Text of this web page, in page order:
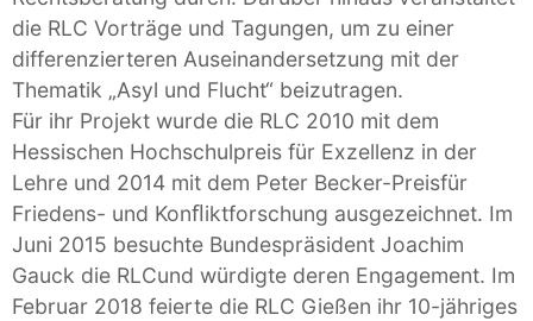
die RLC Vorträge und Tagungen, um zu einer
differenzierteren Auseinandersetzung mit der
Thematik „Asyl und Flucht“ beizutragen.
Für ihr Projekt wurde die RLC 2010 mit dem
Hessischen Hochschulpreis für Exzellenz in der
Lehre und 2014 mit dem Peter Becker-Preisfür
Friedens- und Konﬂiktforschung ausgezeichnet. Im
Juni 2015 besuchte Bundespräsident Joachim
Gauck die RLCund würdigte deren Engagement. Im
Februar 2018 feierte die RLC Gießen ihr 10-jähriges